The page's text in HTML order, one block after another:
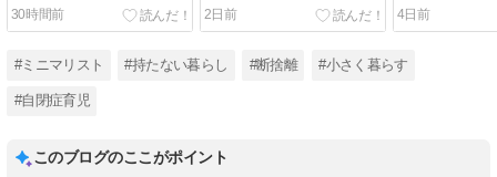
30時間前
2日前
4日前
#ミニマリスト #持たない暮らし #断捨離 #小さく暮らす
#自閉症育児
このブログのここがポイント